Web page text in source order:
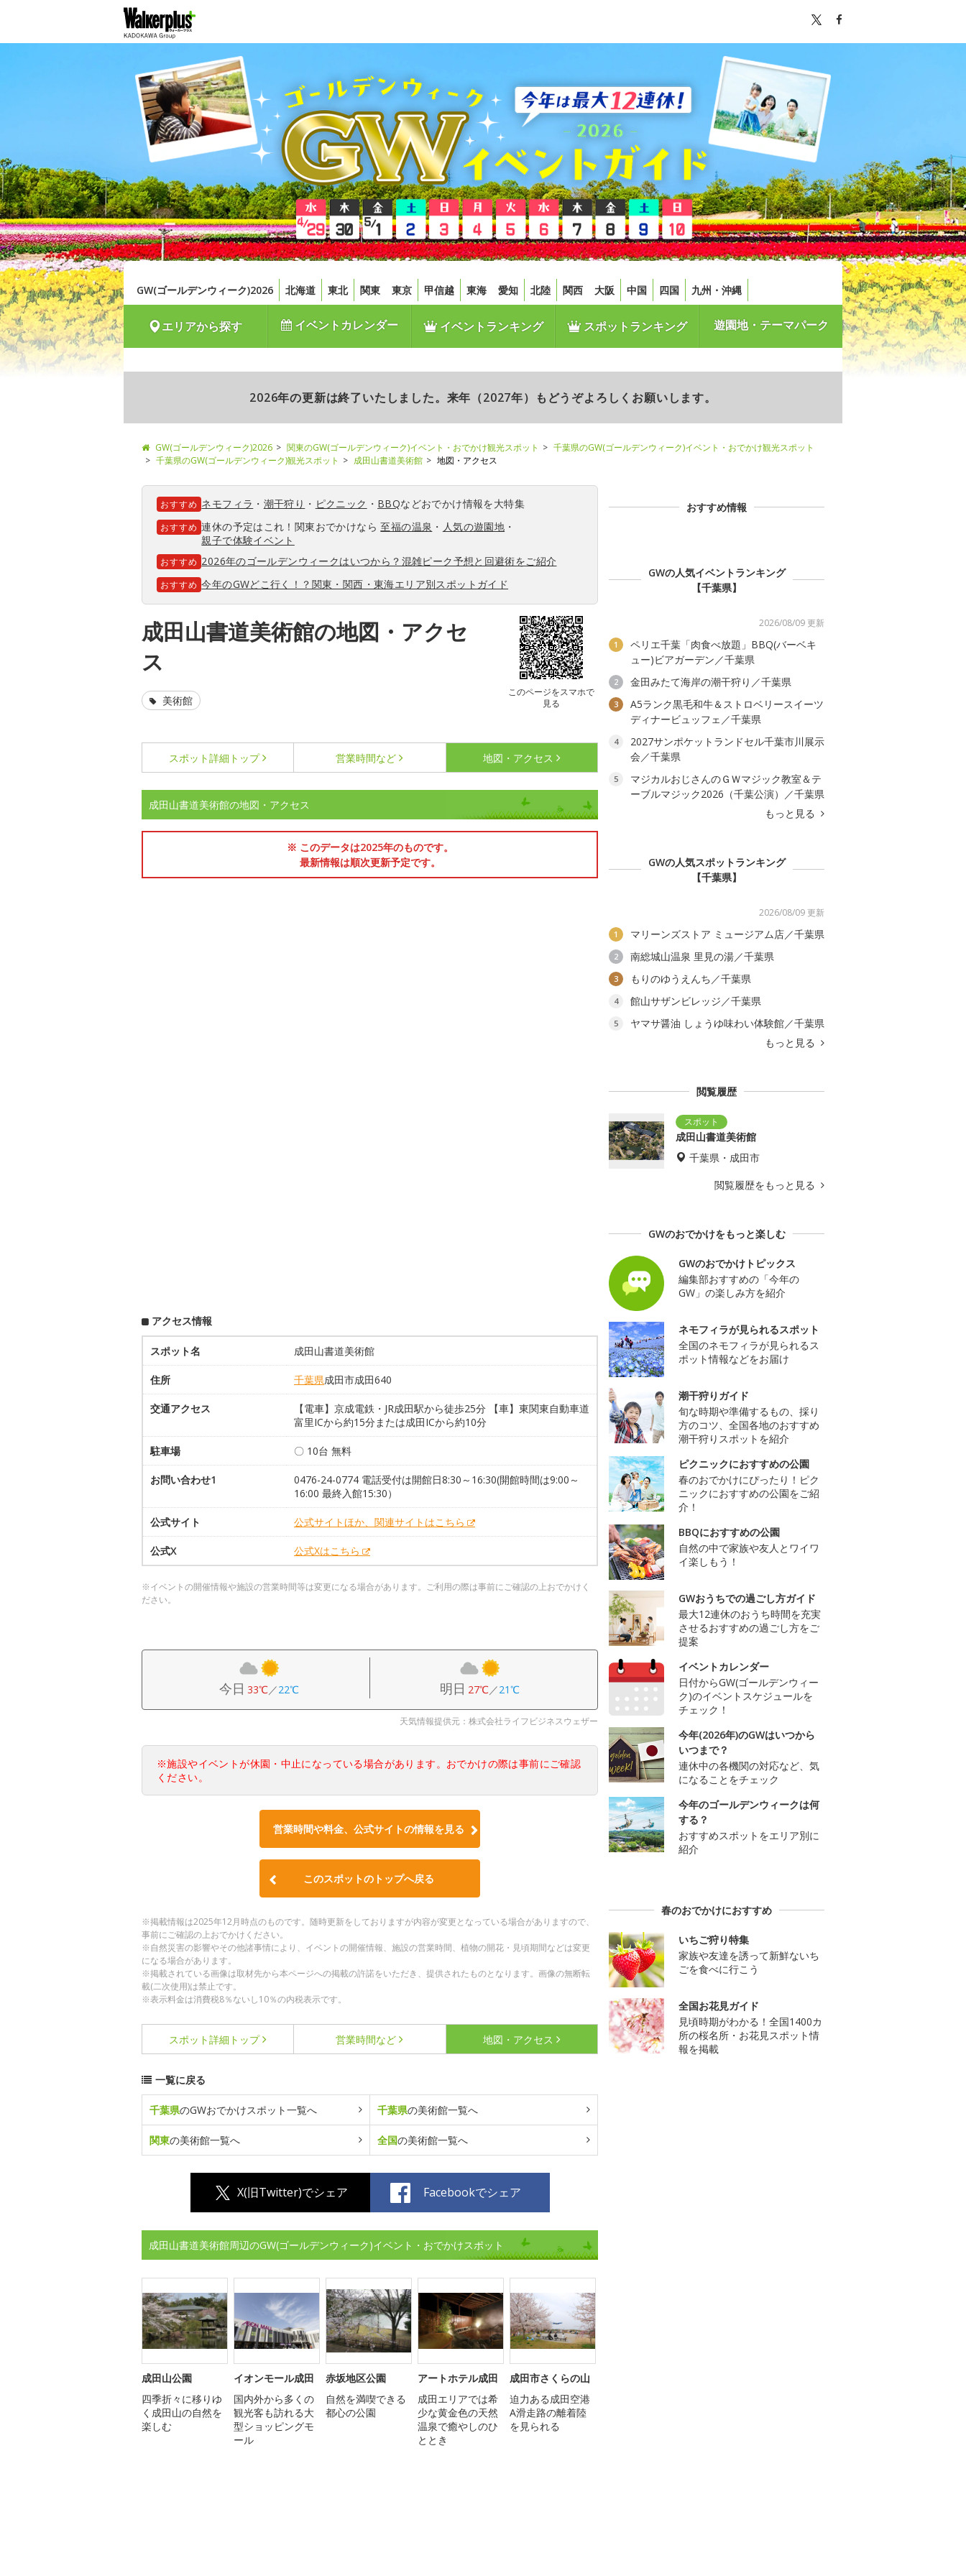
GW(ゴールデンウィーク)2026 北海道 東北 関東 東京 甲信越 東海 愛知 北陸 関西 大阪 中国 四国 九州・沖縄
エリアから探す イベントカレンダー イベントランキング スポットランキング 遊園地・テーマパーク
2026年の更新は終了いたしました。来年（2027年）もどうぞよろしくお願いします。
GW(ゴールデンウィーク)2026 関東のGW(ゴールデンウィーク)イベント・おでかけ観光スポット
千葉県のGW(ゴールデンウィーク)イベント・おでかけ観光スポット
千葉県のGW(ゴールデンウィーク)観光スポット
成田山書道美術館 地図・アクセス
おすすめ ネモフィラ ・ 潮干狩り ・ ピクニック ・ BBQなどおでかけ情報を大特集
おすすめ 連休の予定はこれ！関東おでかけなら至福の温泉 ・ 人気の遊園地 ・
親子で体験イベント
おすすめ 2026年のゴールデンウィークはいつから？混雑ピーク予想と回避術をご紹介
おすすめ 今年のGWどこ行く！？関東・関西・東海エリア別スポットガイド
成田山書道美術館の地図・アクセ
ス
このページをスマホで
見る
美術館
スポット詳細 トップ 営業時間など 地図・アクセス
成田山書道美術館の地図・アクセス
※ このデータは2025年のものです。
最新情報は順次更新予定です。
アクセス情報
スポット名 成田山書道美術館
住所 千葉県成田市成田640
交通アクセス
【電車】京成電鉄・JR成田駅から徒歩25分 【車】東関東自動車道
富里ICから約15分または成田ICから約10分
駐車場 〇 10台 無料
お問い合わせ1
0476-24-0774 電話受付は開館日8:30～16:30(開館時間は9:00～
16:00 最終入館15:30）
公式サイト 公式サイトほか、関連サイトはこちら
公式X 公式Xはこちら
※イベントの開催情報や施設の営業時間等は変更になる場合があります。ご利用の際は事前にご確認の上おでかけく
ださい。
今日 33℃／22℃ 明日 27℃／21℃
天気情報提供元：株式会社ライフビジネスウェザー
※施設やイベントが休園・中止になっている場合があります。おでかけの際は事前にご確認
ください。
営業時間や料金、公式サイトの情報を見る
このスポットのトップへ戻る
※掲載情報は2025年12月時点のものです。随時更新をしておりますが内容が変更となっている場合がありますので、
事前にご確認の上おでかけください。
※自然災害の影響やその他諸事情により、イベントの開催情報、施設の営業時間、植物の開花・見頃期間などは変更
になる場合があります。
※掲載されている画像は取材先から本ページへの掲載の許諾をいただき、提供されたものとなります。画像の無断転
載(二次使用)は禁止です。
※表示料金は消費税8％ないし10％の内税表示です。
スポット詳細 トップ 営業時間など 地図・アクセス
一覧に戻る
千葉県のGWおでかけスポット一覧へ 千葉県の美術館一覧へ
関東の美術館一覧へ 全国の美術館一覧へ
X(旧Twitter)でシェア Facebookでシェア
成田山書道美術館周辺のGW(ゴールデンウィーク)イベント・おでかけスポット
成田山公園
四季折々に移りゆ
く成田山の自然を
楽しむ
イオンモール成田
国内外から多くの
観光客も訪れる大
型ショッピングモ
ール
赤坂地区公園
自然を満喫できる
都心の公園
アートホテル成田
成田エリアでは希
少な黄金色の天然
温泉で癒やしのひ
ととき
成田市さくらの山
迫力ある成田空港
A滑走路の離着陸
を見られる
おすすめ情報
GWの人気イベントランキング
【千葉県】
2026/08/09 更新
1
ペリエ千葉「肉食べ放題」BBQ(バーベキ
ュー)ビアガーデン／千葉県
2 金田みたて海岸の潮干狩り／千葉県
3
A5ランク黒毛和牛＆ストロベリースイーツ
ディナービュッフェ／千葉県
4
2027サンポケットランドセル千葉市川展示
会／千葉県
5
マジカルおじさんのＧＷマジック教室＆テ
ーブルマジック2026（千葉公演）／千葉県
もっと見る
GWの人気スポットランキング
【千葉県】
2026/08/09 更新
1 マリーンズストア ミュージアム店／千葉県
2 南総城山温泉 里見の湯／千葉県
3 もりのゆうえんち／千葉県
4 館山サザンビレッジ／千葉県
5
ヤマサ醤油 しょうゆ味わい体験館／千葉県
もっと見る
閲覧履歴
成田山書道美術館
千葉県・成田市
閲覧履歴をもっと見る
GWのおでかけをもっと楽しむ
GWのおでかけトピックス
編集部おすすめの「今年の
GW」の楽しみ方を紹介
ネモフィラが見られるスポット
全国のネモフィラが見られるス
ポット情報などをお届け
潮干狩りガイド
旬な時期や準備するもの、採り
方のコツ、全国各地のおすすめ
潮干狩りスポットを紹介
ピクニックにおすすめの公園
春のおでかけにぴったり！ピク
ニックにおすすめの公園をご紹
介！
BBQにおすすめの公園
自然の中で家族や友人とワイワ
イ楽しもう！
GWおうちでの過ごし方ガイド
最大12連休のおうち時間を充実
させるおすすめの過ごし方をご
提案
イベントカレンダー
日付からGW(ゴールデンウィー
ク)のイベントスケジュールを
チェック！
今年(2026年)のGWはいつから
いつまで？
連休中の各機関の対応など、気
になることをチェック
今年のゴールデンウィークは何
する？
おすすめスポットをエリア別に
紹介
春のおでかけにおすすめ
いちご狩り特集
家族や友達を誘って新鮮ないち
ごを食べに行こう
全国お花見ガイド
見頃時期がわかる！全国1400カ
所の桜名所・お花見スポット情
報を掲載